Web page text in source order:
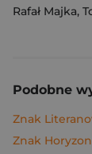
Rafał Majka,
Podobne
Znak
Znak